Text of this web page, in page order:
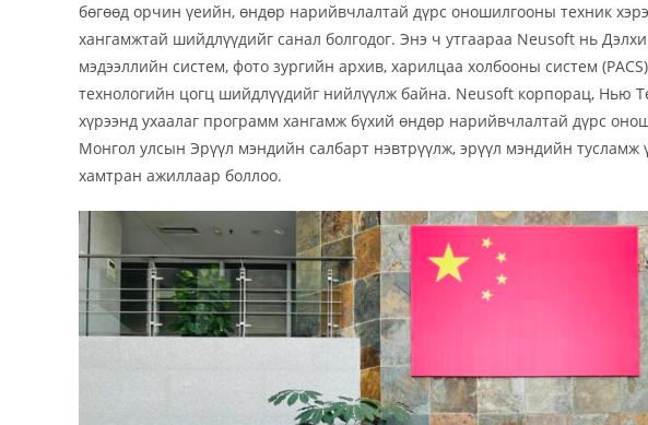
бөгөөд орчин үеийн, өндөр нарийвчлалтай дүрс оношилгооны техник
хангамжтай шийдлүүдийг санал болгодог. Энэ ч утгаараа Neusoft нь
мэдээллийн систем, фото зургийн архив, харилцаа холбооны систем
технологийн цогц шийдлүүдийг нийлүүлж байна. Neusoft корпорац, Нью
хүрээнд ухаалаг программ хангамж бүхий өндөр нарийвчлалтай дүрс
Монгол улсын Эрүүл мэндийн салбарт нэвтрүүлж, эрүүл мэндийн тусламж
хамтран ажиллаар боллоо.